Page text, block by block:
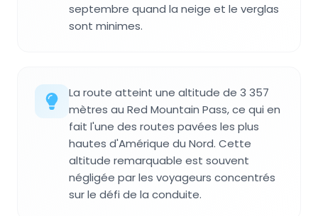
septembre quand la neige et le verglas
sont minimes.
La route atteint une altitude de 3 357
mètres au Red Mountain Pass, ce qui en
fait l'une des routes pavées les plus
hautes d'Amérique du Nord. Cette
altitude remarquable est souvent
négligée par les voyageurs concentrés
sur le défi de la conduite.